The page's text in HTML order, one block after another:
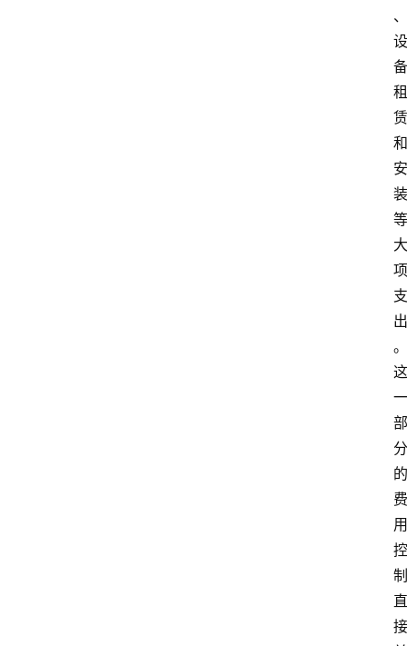
、
设
备
租
赁
和
安
装
等
大
项
支
出
。
这
一
部
分
的
费
用
控
制
直
接